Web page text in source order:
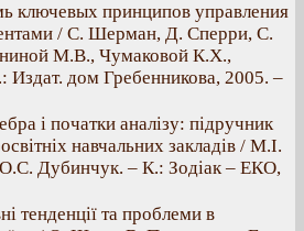
ключевых принципов управления
/ С. Шерман, Д. Сперри, С.
М.В., Чумаковой К.Х.,
дом Гребенникова, 2005. –
і початки аналізу: підручник
навчальних закладів / М.І.
Дубинчук. – К.: Зодіак – ЕКО,
тенденції та проблеми в